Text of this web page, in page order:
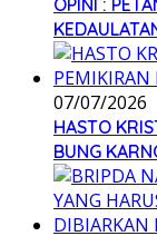
OPINI :
07/07/2026
HASTO
BUNG